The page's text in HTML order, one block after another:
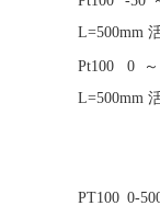
L=500mm
Pt100 0
L=500mm
PT100 0-